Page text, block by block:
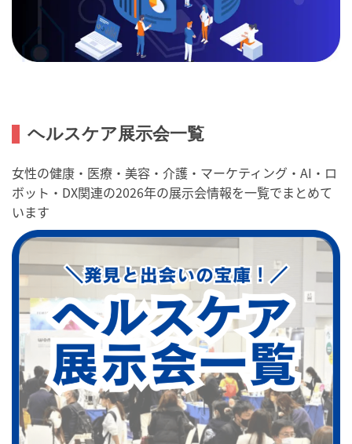
ヘルスケア展示会一覧
女性の健康・医療・美容・介護・マーケティング・AI・ロ
ボット・DX関連の2026年の展示会情報を一覧でまとめて
います